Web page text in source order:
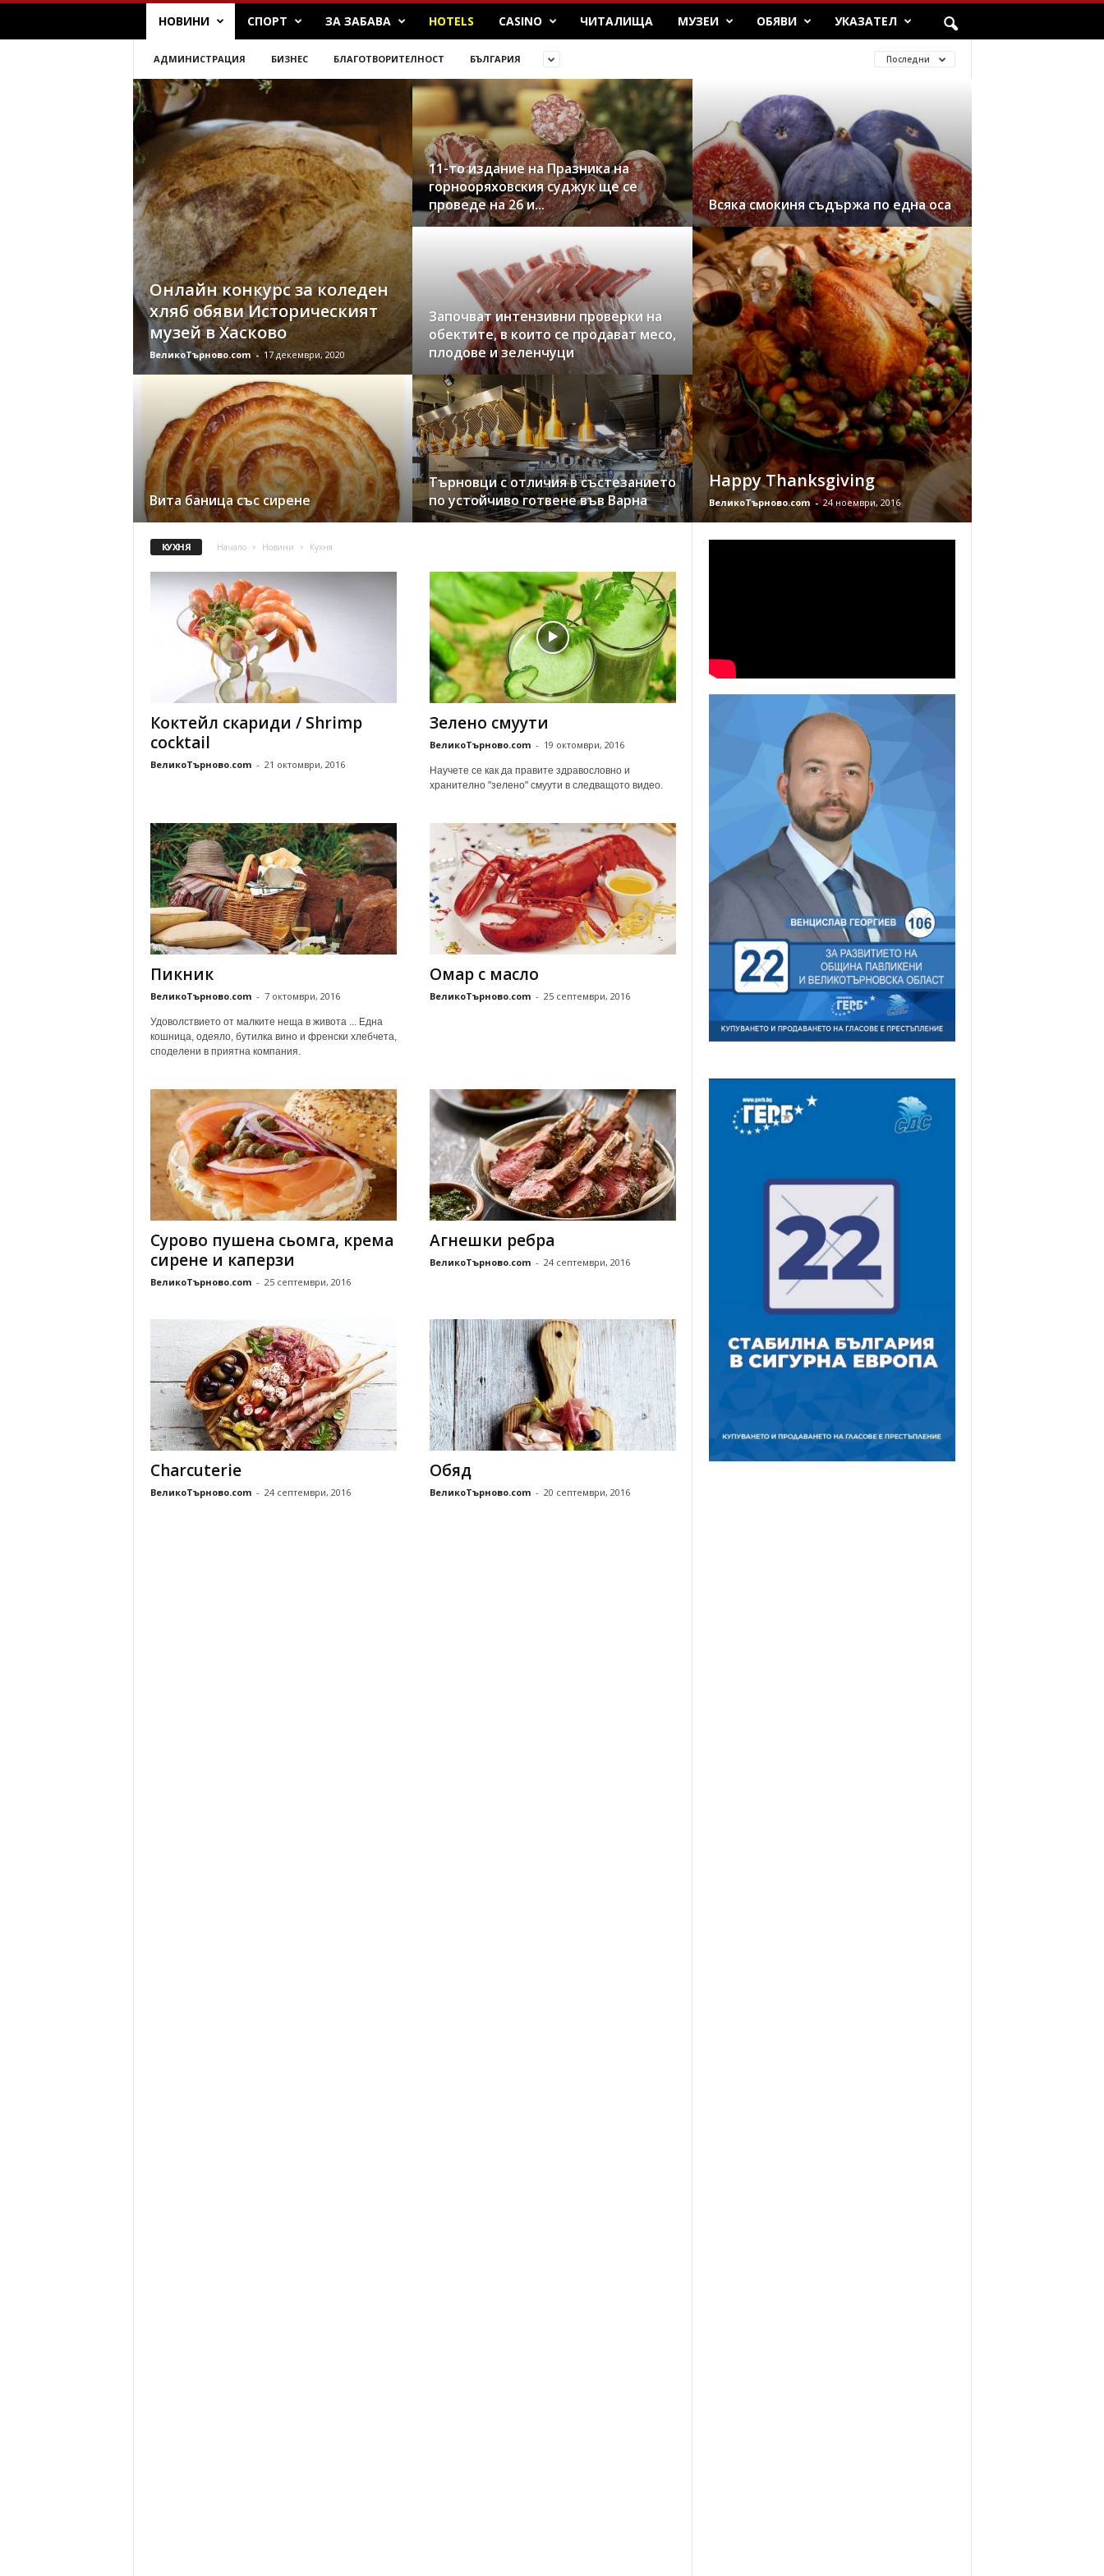
o
v
o
НОВИНИ СПОРТ ЗА ЗАБАВА HOTELS CASINO ЧИТАЛИЩА МУЗЕИ ОБЯВИ УКАЗАТЕЛ
АДМИНИСТРАЦИЯ БИЗНЕС БЛАГОТВОРИТЕЛНОСТ БЪЛГАРИЯ Последни
Онлайн конкурс за коледен
хляб обяви Историческият
музей в Хасково
ВеликоТърново.com - 17 декември, 2020
Вита баница със сирене
11-то издание на Празника на
горнооряховския суджук ще се
проведе на 26 и...
Започват интензивни проверки на
обектите, в които се продават месо,
плодове и зеленчуци
Търновци с отличия в състезанието
по устойчиво готвене във Варна
Всяка смокиня съдържа по една оса
Happy Thanksgiving
ВеликоТърново.com - 24 ноември, 2016
КУХНЯ Начало Новини Кухня
Коктейл скариди / Shrimp
cocktail
ВеликоТърново.com - 21 октомври, 2016
Зелено смуути
ВеликоТърново.com - 19 октомври, 2016
Научете се как да правите здравословно и
хранително "зелено" смуути в следващото видео.
Пикник
ВеликоТърново.com - 7 октомври, 2016
Удоволствието от малките неща в живота ... Една
кошница, одеяло, бутилка вино и френски хлебчета,
споделени в приятна компания.
Омар с масло
ВеликоТърново.com - 25 септември, 2016
Сурово пушена сьомга, крема
сирене и каперзи
ВеликоТърново.com - 25 септември, 2016
Агнешки ребра
ВеликоТърново.com - 24 септември, 2016
Charcuterie
ВеликоТърново.com - 24 септември, 2016
Обяд
ВеликоТърново.com - 20 септември, 2016